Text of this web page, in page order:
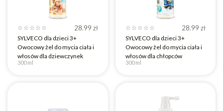
☆ ☆ ☆ ☆ ☆ 28.99 zł
SYLVECO dla dzieci 3+
Owocowy żel do mycia ciała i
włosów dla dziewczynek
300 ml
☆ ☆ ☆ ☆ ☆ 28.99 zł
SYLVECO dla dzieci 3+
Owocowy żel do mycia ciała i
włosów dla chłopców
300 ml